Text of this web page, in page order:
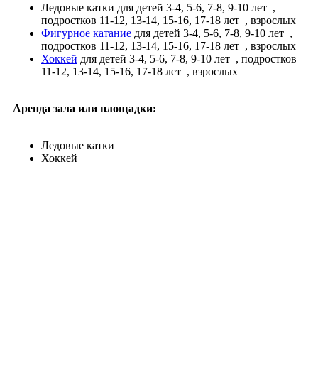
Ледовые катки для детей 3-4, 5-6, 7-8, 9-10 лет ,
подростков 11-12, 13-14, 15-16, 17-18 лет , взрослых
Фигурное катание для детей 3-4, 5-6, 7-8, 9-10 лет ,
подростков 11-12, 13-14, 15-16, 17-18 лет , взрослых
Хоккей для детей 3-4, 5-6, 7-8, 9-10 лет , подростков
11-12, 13-14, 15-16, 17-18 лет , взрослых
Аренда зала или площадки:
Ледовые катки
Хоккей